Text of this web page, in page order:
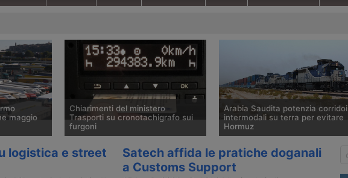
maggio
20 aprile
di
Chiarimenti del ministero
Trasporti su cronotachigrafo sui
furgoni
Trasporti del 16 aprile 2026
definisce l’applicazione dell’obbligo
Arabia Saudita potenzia corridoi
intermodali su terra per evitare
Hormuz
Dopo avere annunciato l’avvio di un
servizio ferroviario verso la
Giordania, l’Arabia Saudita ha
logistica e street
Satech affida le pratiche doganali
a Customs Support